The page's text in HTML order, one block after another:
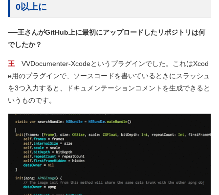
0以上に
──王さんがGitHub上に最初にアップロードしたリポジトリは何
でしたか？
王 VVDocumenter-Xcodeというプラグインでした。これはXcod
e用のプラグインで、ソースコードを書いているときにスラッシュ
を3つ入力すると、ドキュメンテーションコメントを生成できると
いうものです。